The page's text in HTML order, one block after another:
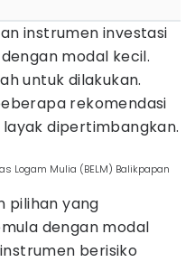
instrumen investasi
modal kecil.
untuk dilakukan.
rekomendasi
dipertimbangkan.
Logam Mulia (BELM) Balikpapan
pilihan yang
dengan modal
berisiko